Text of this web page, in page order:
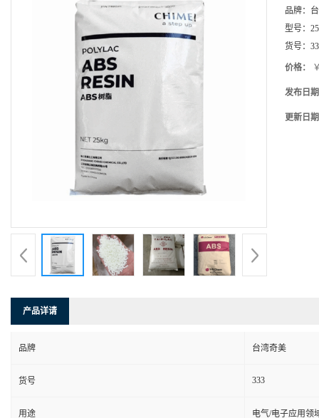
品牌：
型号： 25
货号：
价格：
发布日
更新日
产品详请
品牌 台湾奇美
货号 333
用途 电气/电子应用领